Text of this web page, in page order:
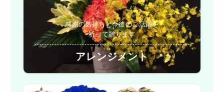
感謝の気持ちと今後のご活躍を
祈って贈ります
アレンジメント